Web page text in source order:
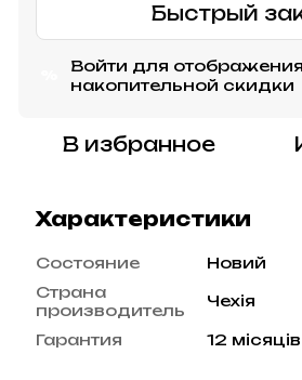
Быстрый
Войти для отображения
накопительной скидки
В избранное
Характеристики
Состояние
Новий
Страна
производитель
Чехія
Гарантия 12 місяців